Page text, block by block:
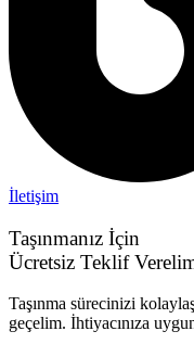
İletişim
Taşınmanız İçin
Ücretsiz Teklif
Taşınma sürecinizi
geçelim. İhtiyacınıza